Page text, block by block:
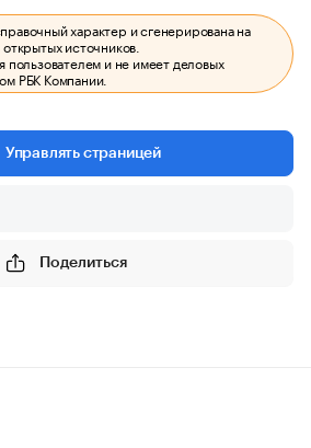
характер и сгенерирована на
источников.
пользователем и не имеет деловых
РБК Компании.
Управлять страницей
Поделиться